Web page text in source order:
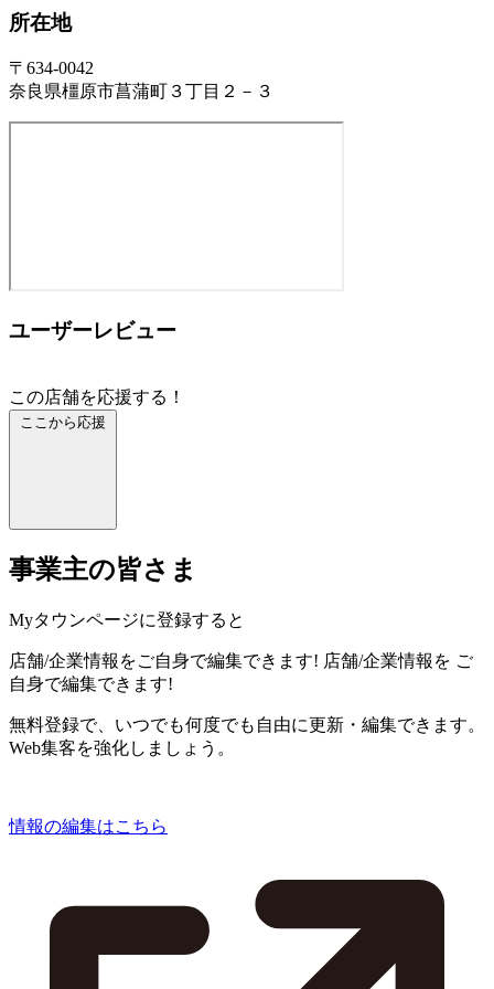
所在地
〒634-0042
奈良県橿原市菖蒲町３丁目２－３
ユーザーレビュー
この店舗を応援する！
ここから応援
事業主の皆さま
Myタウンページに登録すると
店舗/企業情報をご自身で編集できます! 店舗/企業情報を ご
自身で編集できます!
無料登録で、いつでも何度でも自由に更新・編集できます。
Web集客を強化しましょう。
情報の編集はこちら